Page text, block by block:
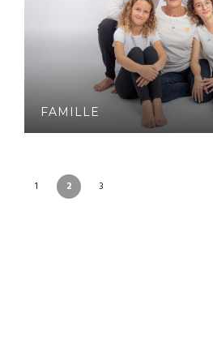
FAMILLE
1 2 3